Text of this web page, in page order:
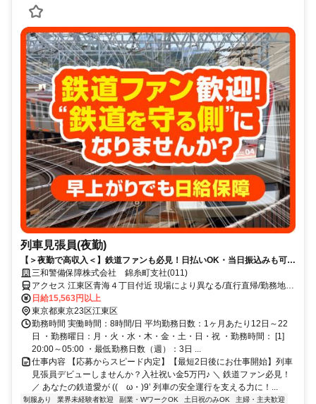
列車見張員(夜勤)
【＞夜勤で高収入＜】鉄道ファンも必見！日払いOK・当日振込みも可能
♪
三和警備保障株式会社 錦糸町支社(011)
アクセス 江東区青海４丁目付近 現場により異なる/直行直帰/勤務地相
談可 ■電話面接■来社不要■即日勤務
日給15,563円以上
東京都東京23区江東区
勤務時間 実働時間：8時間/日 平均勤務日数：1ヶ月あたり12日～22
日 ・勤務曜日：月・火・水・木・金・土・日・祝 ・勤務時間： [1]
20:00～05:00 ・最低勤務日数（週）：3日 ...
仕事内容 【応募からスピード内定】【最短2日後にお仕事開始】列車
見張員デビューしませんか？入社祝い金5万円♪ ＼ 鉄道ファン必見！
／ あなたの鉄道愛が ((ゝω・)9’ 列車の安全運行を支える力に！...
制服あり 業界未経験者歓迎 副業・WワークOK 土日祝のみOK
主婦・主夫歓迎